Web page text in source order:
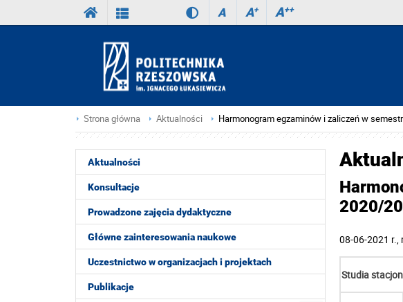
A A+ A++
Strona główna Aktualności Harmonogram egzaminów i zaliczeń w
Aktualności
Konsultacje
Prowadzone zajęcia dydaktyczne
Główne zainteresowania naukowe
Uczestnictwo w organizacjach i projektach
Publikacje
2020/
08-06-2021 r.
Studia